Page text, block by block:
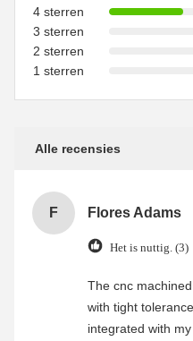
4 sterren
3 sterren
2 sterren
1 sterren
Alle recensies
F Flores Adams
Het is nuttig. (3)
The cnc
with tight
integrated with